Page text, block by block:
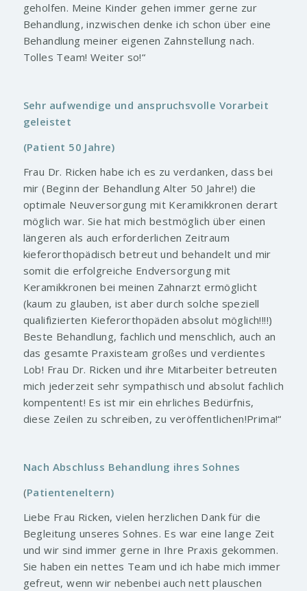
geholfen. Meine Kinder gehen immer gerne zur
Behandlung, inzwischen denke ich schon über eine
Behandlung meiner eigenen Zahnstellung nach.
Tolles Team! Weiter so!“
Sehr aufwendige und anspruchsvolle Vorarbeit
geleistet
(Patient 50 Jahre)
Frau Dr. Ricken habe ich es zu verdanken, dass bei
mir (Beginn der Behandlung Alter 50 Jahre!) die
optimale Neuversorgung mit Keramikkronen derart
möglich war. Sie hat mich bestmöglich über einen
längeren als auch erforderlichen Zeitraum
kieferorthopädisch betreut und behandelt und mir
somit die erfolgreiche Endversorgung mit
Keramikkronen bei meinen Zahnarzt ermöglicht
(kaum zu glauben, ist aber durch solche speziell
qualifizierten Kieferorthopäden absolut möglich!!!!)
Beste Behandlung, fachlich und menschlich, auch an
das gesamte Praxisteam großes und verdientes
Lob! Frau Dr. Ricken und ihre Mitarbeiter betreuten
mich jederzeit sehr sympathisch und absolut fachlich
kompentent! Es ist mir ein ehrliches Bedürfnis,
diese Zeilen zu schreiben, zu veröffentlichen!Prima!“
Nach Abschluss Behandlung ihres Sohnes
(Patienteneltern)
Liebe Frau Ricken, vielen herzlichen Dank für die
Begleitung unseres Sohnes. Es war eine lange Zeit
und wir sind immer gerne in Ihre Praxis gekommen.
Sie haben ein nettes Team und ich habe mich immer
gefreut, wenn wir nebenbei auch nett plauschen